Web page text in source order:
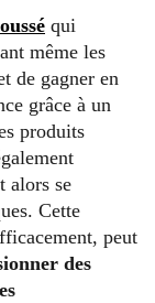
qui
même les
de gagner en
grâce à un
produits
alors se
Cette
peut
des